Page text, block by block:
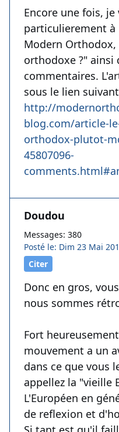
Encore une fois,
particulierement
Modern
orthodoxe ?" ainsi
commentaires.
sous le lien
http://
blog.com/article-
orthodox-plutot-
45807096-
Doudou
Messages: 380
Posté le: Dim 23 Mai
Citer
Donc en gros,
nous sommes
Fort
mouvement a un
dans ce que vous
appellez la "vieille
L'Européen en
de reflexion et